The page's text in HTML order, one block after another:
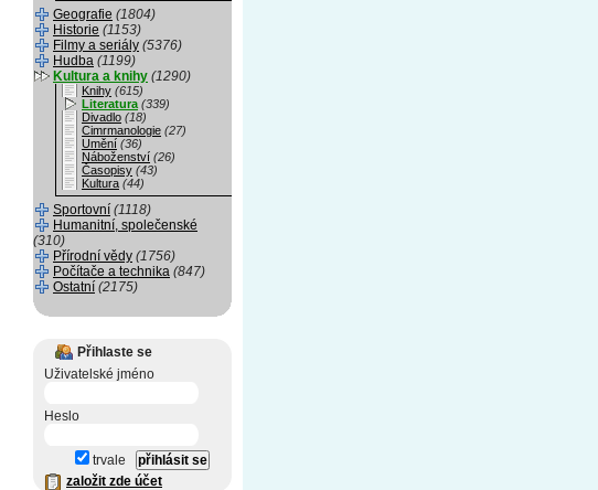
Geografie (1804)
Historie (1153)
Filmy a seriály (5376)
Hudba (1199)
Kultura a knihy (1290)
Knihy (615)
Literatura (339)
Divadlo (18)
Cimrmanologie (27)
Umění (36)
Náboženství (26)
Časopisy (43)
Kultura (44)
Sportovní (1118)
Humanitní, společenské
(310)
Přírodní vědy (1756)
Počítače a technika (847)
Ostatní (2175)
Přihlaste se
Uživatelské jméno
Heslo
trvale
založit zde účet